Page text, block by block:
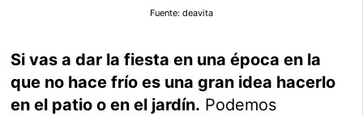
Fuente: deavita
Si vas a dar la fiesta en una época en la
que no hace frío es una gran idea hacerlo
en el patio o en el jardín. Podemos